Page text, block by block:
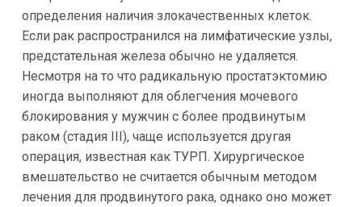
определения наличия злокачественных клеток.
Если рак распространился на лимфатические узлы,
предстательная железа обычно не удаляется.
Несмотря на то что радикальную простатэктомию
иногда выполняют для облегчения мочевого
блокирования у мужчин с более продвинутым
раком (стадия III), чаще используется другая
операция, известная как ТУРП. Хирургическое
вмешательство не считается обычным методом
лечения для продвинутого рака, однако оно может